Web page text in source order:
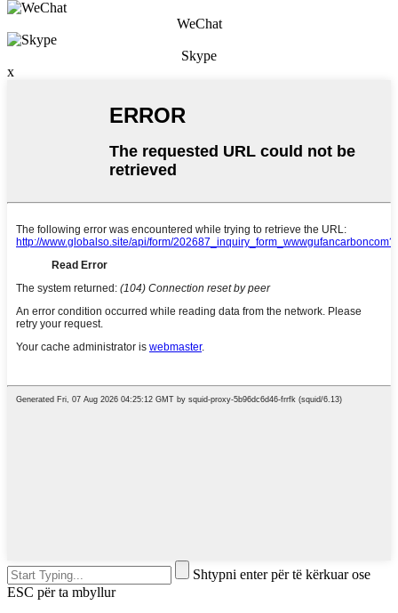
WeChat
Skype
x
Shtypni enter për të kërkuar ose
ESC për ta mbyllur